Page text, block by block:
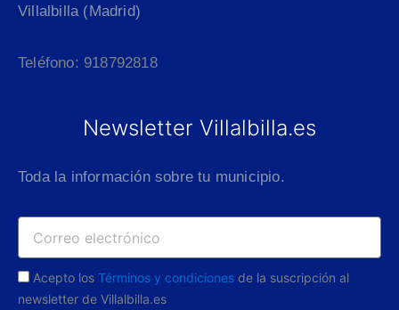
Villalbilla (Madrid)
Teléfono: 918792818
Newsletter Villalbilla.es
Toda la información sobre tu municipio.
Acepto los Términos y condiciones de la suscripción al
newsletter de Villalbilla.es